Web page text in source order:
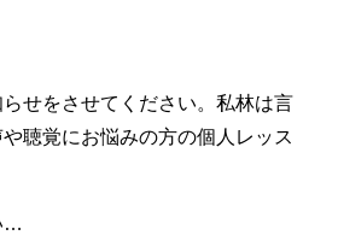
せをさせてください。私林は言
聴覚にお悩みの方の個人レッス
…